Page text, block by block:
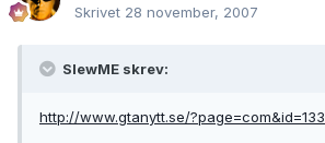
Skrivet 28 november, 2007
SlewME skrev:
http://www.gtanytt.se/?page=com&id=133